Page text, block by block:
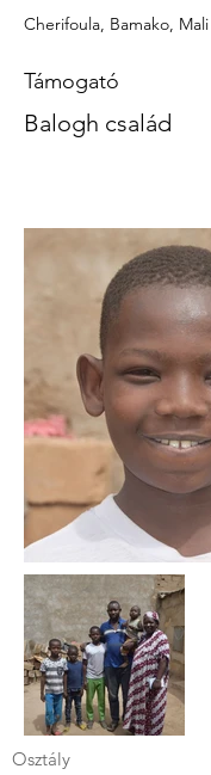
Cherifoula, Bamako, Mali
Támogató
Balogh család
Osztály